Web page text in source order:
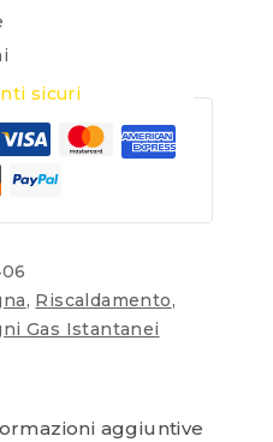
sicuri
, Riscaldamento,
Gas Istantanei
aggiuntive